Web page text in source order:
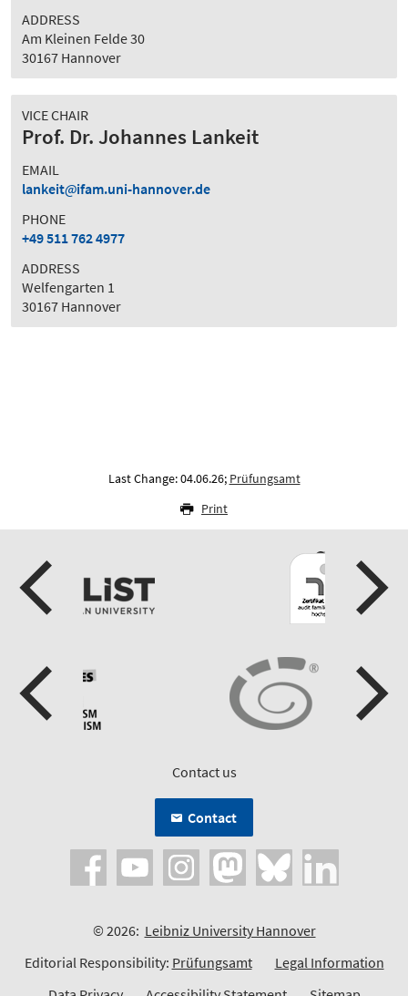
ADDRESS
Am Kleinen Felde 30
30167 Hannover
VICE CHAIR
Prof. Dr. Johannes Lankeit
EMAIL
lankeit
ifam.uni-hannover.de
PHONE
+49 511 762 4977
ADDRESS
Welfengarten 1
30167 Hannover
Last Change: 04.06.26; Prüfungsamt
Print
Contact us
Contact
© 2026: Leibniz University Hannover
Editorial Responsibility: Prüfungsamt
Legal Information